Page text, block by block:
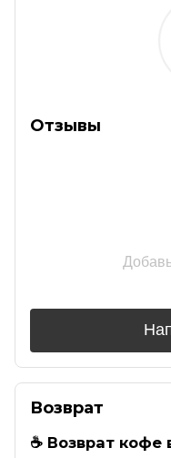
Отзывы
Возврат
☕ Возврат кофе